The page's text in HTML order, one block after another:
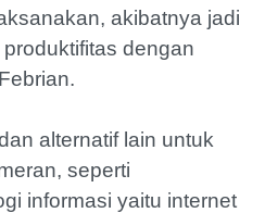
akibatnya jadi
dengan
alternatif lain untuk
seperti
informasi yaitu internet